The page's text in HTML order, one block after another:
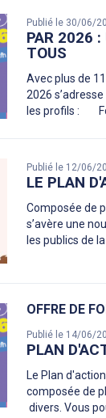
Publié le 30/06/
PAR 2026 :
TOUS
Avec plus de
2026
les profils :
Publié le 12/06/
LE PLAN
Composée de
s’avère une
les publics de
OFFRE DE
Publié le 14/06/
PLAN
Le Plan
composée de
divers. Vous